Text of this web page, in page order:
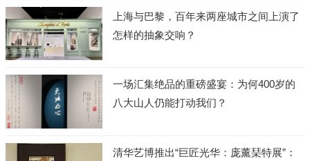
上海与巴黎，百年来两座城市之间上演了
怎样的抽象交响？
一场汇集绝品的重磅盛宴：为何400岁的
八大山人仍能打动我们？
清华艺博推出“巨匠光华：庞薰琹特展”：